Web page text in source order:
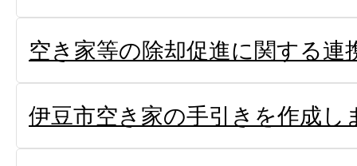
空き家等の除却促進に関する連
伊豆市空き家の手引きを作成し